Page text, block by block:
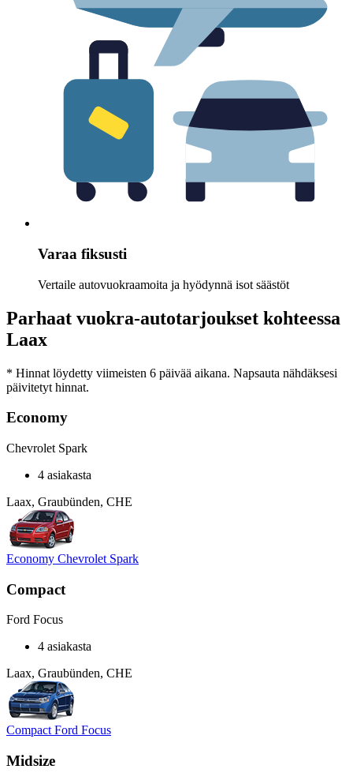
Varaa fiksusti
Vertaile autovuokraamoita ja hyödynnä isot säästöt
Parhaat vuokra-autotarjoukset kohteessa
Laax
* Hinnat löydetty viimeisten 6 päivää aikana. Napsauta nähdäksesi
päivitetyt hinnat.
Economy
Chevrolet Spark
4 asiakasta
Laax, Graubünden, CHE
Economy Chevrolet Spark
Compact
Ford Focus
4 asiakasta
Laax, Graubünden, CHE
Compact Ford Focus
Midsize